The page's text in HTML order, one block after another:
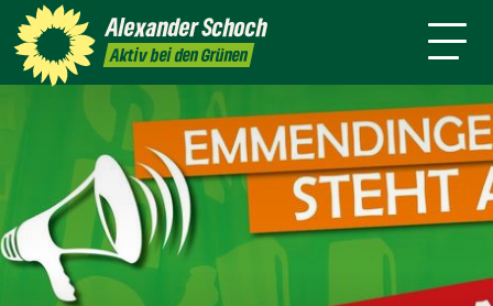
AlexanderSchoch
Aktiv bei den Grünen
Pressemitteilungen
danach